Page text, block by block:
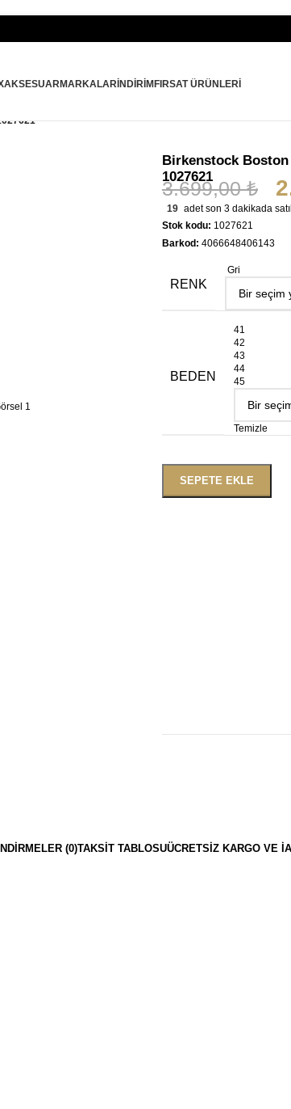
AKSESUARMARKALARİNDIRIM FIRSAT ÜRÜNLERI
Birkenstock Boston
1027621
3.699,00₺
19 adet son 3 dakikada
Stok kodu: 1027621
Barkod: 4066648406143
RENK
Gri
BEDEN
41
42
43
44
45
Temizle
SEPETE EKLE
(0)TAKSIT TABLOSUÜCRETSIZ KARGO VE